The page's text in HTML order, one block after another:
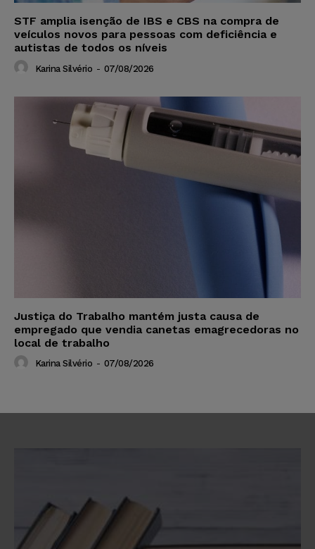
STF amplia isenção de IBS e CBS na compra de
veículos novos para pessoas com deficiência e
autistas de todos os níveis
Karina Silvério - 07/08/2026
Justiça do Trabalho mantém justa causa de
empregado que vendia canetas emagrecedoras no
local de trabalho
Karina Silvério - 07/08/2026